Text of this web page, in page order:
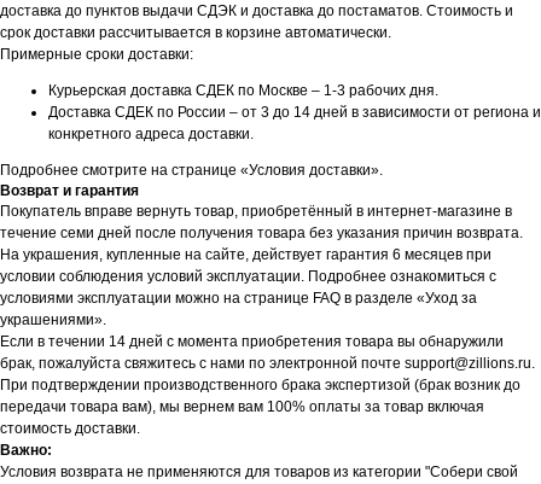
доставка до пунктов выдачи СДЭК и доставка до постаматов. Стоимость и
срок доставки рассчитывается в корзине автоматически.
Примерные сроки доставки:
Курьерская доставка СДЕК по Москве – 1-3 рабочих дня.
Доставка СДЕК по России – от 3 до 14 дней в зависимости от региона и
конкретного адреса доставки.
Подробнее смотрите на странице «Условия доставки».
Возврат и гарантия
Покупатель вправе вернуть товар, приобретённый в интернет-магазине в
течение семи дней после получения товара без указания причин возврата.
На украшения, купленные на сайте, действует гарантия 6 месяцев при
условии соблюдения условий эксплуатации. Подробнее ознакомиться с
условиями эксплуатации можно на странице FAQ в разделе «Уход за
украшениями».
Если в течении 14 дней с момента приобретения товара вы обнаружили
брак, пожалуйста свяжитесь с нами по электронной почте support@zillions.ru.
При подтверждении производственного брака экспертизой (брак возник до
передачи товара вам), мы вернем вам 100% оплаты за товар включая
стоимость доставки.
Важно:
Условия возврата не применяются для товаров из категории "Собери свой